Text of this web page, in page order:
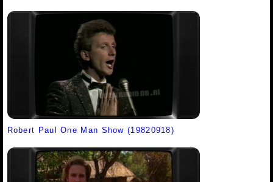
Robert Paul One Man Show (19820918)